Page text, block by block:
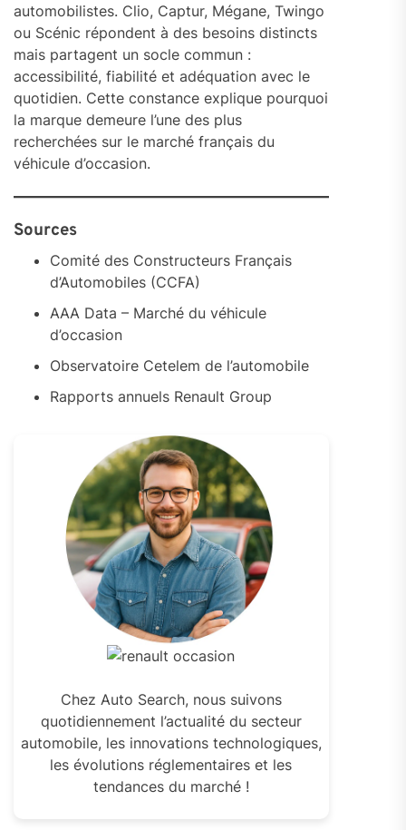
automobilistes. Clio, Captur, Mégane, Twingo
ou Scénic répondent à des besoins distincts
mais partagent un socle commun :
accessibilité, fiabilité et adéquation avec le
quotidien. Cette constance explique pourquoi
la marque demeure l’une des plus
recherchées sur le marché français du
véhicule d’occasion.
Sources
Comité des Constructeurs Français
d’Automobiles (CCFA)
AAA Data – Marché du véhicule
d’occasion
Observatoire Cetelem de l’automobile
Rapports annuels Renault Group
Chez Auto Search, nous suivons
quotidiennement l’actualité du secteur
automobile, les innovations technologiques,
les évolutions réglementaires et les
tendances du marché !